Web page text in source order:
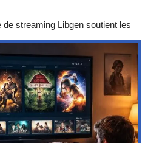
streaming Libgen soutient les